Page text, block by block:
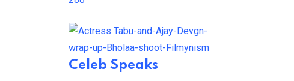
Celeb Speaks